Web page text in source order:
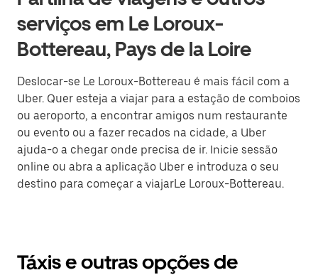
serviços em Le Loroux-
Bottereau, Pays de la Loire
Deslocar-se Le Loroux-Bottereau é mais fácil com a
Uber. Quer esteja a viajar para a estação de comboios
ou aeroporto, a encontrar amigos num restaurante
ou evento ou a fazer recados na cidade, a Uber
ajuda-o a chegar onde precisa de ir. Inicie sessão
online ou abra a aplicação Uber e introduza o seu
destino para começar a viajarLe Loroux-Bottereau.
Táxis e outras opções de